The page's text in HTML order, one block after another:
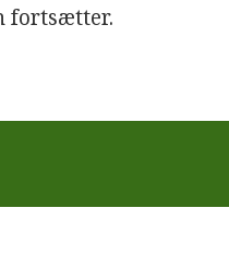
fortsætter.